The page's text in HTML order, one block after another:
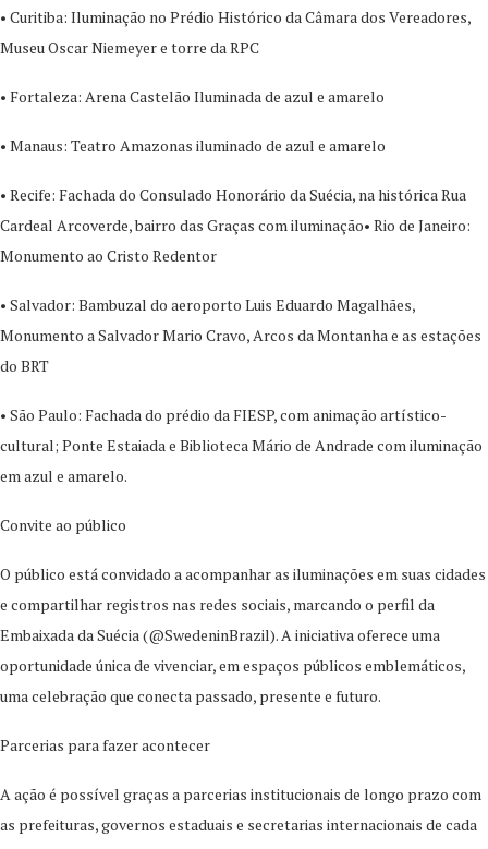
• Curitiba: Iluminação no Prédio Histórico da Câmara dos Vereadores,
Museu Oscar Niemeyer e torre da RPC
• Fortaleza: Arena Castelão Iluminada de azul e amarelo
• Manaus: Teatro Amazonas iluminado de azul e amarelo
• Recife: Fachada do Consulado Honorário da Suécia, na histórica Rua
Cardeal Arcoverde, bairro das Graças com iluminação• Rio de Janeiro:
Monumento ao Cristo Redentor
• Salvador: Bambuzal do aeroporto Luis Eduardo Magalhães,
Monumento a Salvador Mario Cravo, Arcos da Montanha e as estações
do BRT
• São Paulo: Fachada do prédio da FIESP, com animação artístico-
cultural; Ponte Estaiada e Biblioteca Mário de Andrade com iluminação
em azul e amarelo.
Convite ao público
O público está convidado a acompanhar as iluminações em suas cidades
e compartilhar registros nas redes sociais, marcando o perfil da
Embaixada da Suécia (@SwedeninBrazil). A iniciativa oferece uma
oportunidade única de vivenciar, em espaços públicos emblemáticos,
uma celebração que conecta passado, presente e futuro.
Parcerias para fazer acontecer
A ação é possível graças a parcerias institucionais de longo prazo com
as prefeituras, governos estaduais e secretarias internacionais de cada